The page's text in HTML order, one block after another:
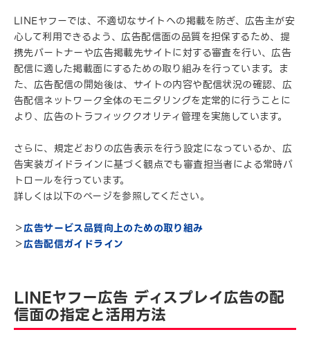
LINEヤフーでは、不適切なサイトへの掲載を防ぎ、広告主が安
心して利用できるよう、広告配信面の品質を担保するため、提
携先パートナーや広告掲載先サイトに対する審査を行い、広告
配信に適した掲載面にするための取り組みを行っています。ま
た、広告配信の開始後は、サイトの内容や配信状況の確認、広
告配信ネットワーク全体のモニタリングを定常的に行うことに
より、広告のトラフィッククオリティ管理を実施しています。
さらに、規定どおりの広告表示を行う設定になっているか、広
告実装ガイドラインに基づく観点でも審査担当者による常時パ
トロールを行っています。
詳しくは以下のページを参照してください。
＞広告サービス品質向上のための取り組み
＞広告配信ガイドライン
LINEヤフー広告 ディスプレイ広告の配
信面の指定と活用方法